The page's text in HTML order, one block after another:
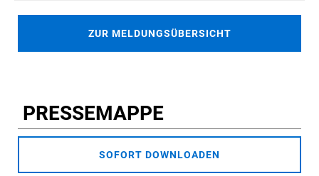
ZUR MELDUNGSÜBERSICHT
PRESSEMAPPE
SOFORT DOWNLOADEN